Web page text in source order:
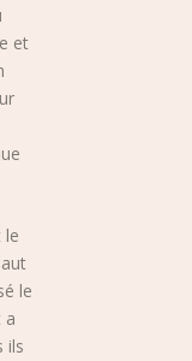
et
le
le
a
ils